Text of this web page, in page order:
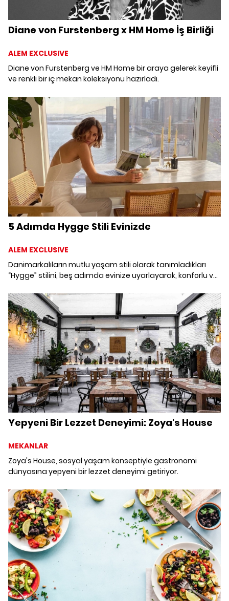
Diane von Furstenberg x HM Home İş Birliği
ALEM EXCLUSIVE
Diane von Furstenberg ve HM Home bir araya gelerek keyifli
ve renkli bir iç mekan koleksiyonu hazırladı.
5 Adımda Hygge Stili Evinizde
ALEM EXCLUSIVE
Danimarkalıların mutlu yaşam stili olarak tanımladıkları
“Hygge” stilini, beş adımda evinize uyarlayarak, konforlu ve
hakim olduğu sımsıcak köşeler, sonbahar ve kış aylarında
‘Evim, güzel evim' hissiyatını pekiştirmeye aday.
Yepyeni Bir Lezzet Deneyimi: Zoya's House
MEKANLAR
Zoya's House, sosyal yaşam konseptiyle gastronomi
dünyasına yepyeni bir lezzet deneyimi getiriyor.